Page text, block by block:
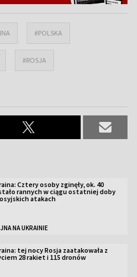
#POLSKA
#ROSJA
Cztery osoby zginęły, ok. 40
rannych w ciągu ostatniej doby
atakach
NA UKRAINIE
tej nocy Rosja zaatakowała z
28 rakiet i 115 dronów